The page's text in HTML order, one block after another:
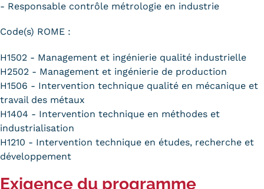
- Responsable contrôle métrologie en industrie
Code(s) ROME :
H1502 - Management et ingénierie qualité industrielle
H2502 - Management et ingénierie de production
H1506 - Intervention technique qualité en mécanique et
travail des métaux
H1404 - Intervention technique en méthodes et
industrialisation
H1210 - Intervention technique en études, recherche et
développement
Exigence du programme